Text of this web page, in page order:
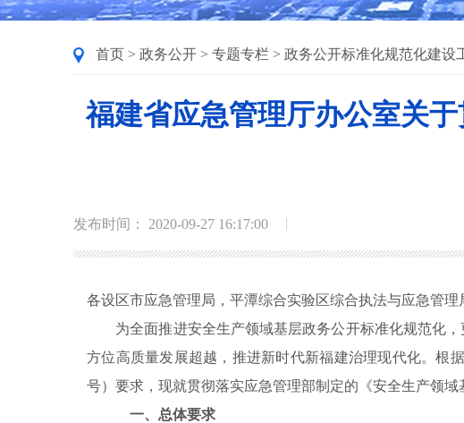
首页 > 政务公开 > 专题专栏 > 政务公开标准化规范化建设
福建省应急管理厅办公室关
发布时间： 2020-09-27 16:17:00
各设区市应急管理局，平潭综合实验区综合执法与应急管理
为全面推进安全生产领域基层政务公开标准化规范化，
方位高质量发展超越，推进新时代新福建治理现代化。根
号）要求，现就贯彻落实应急管理部制定的《安全生产领域
一、总体要求